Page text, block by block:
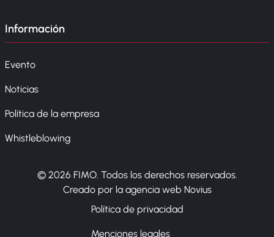
Información
Evento
Noticias
Política de la empresa
Whistleblowing
© 2026 FIMO. Todos los derechos reservados.
Creado por la agencia web Novius
Política de privacidad
Menciones legales